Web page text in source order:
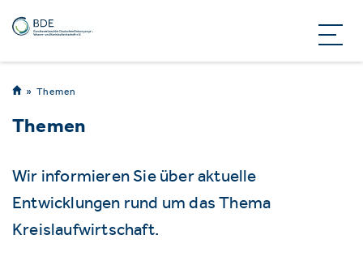
Themen
Themen
Wir informieren Sie über aktuelle
Entwicklungen rund um das Thema
Kreislaufwirtschaft.